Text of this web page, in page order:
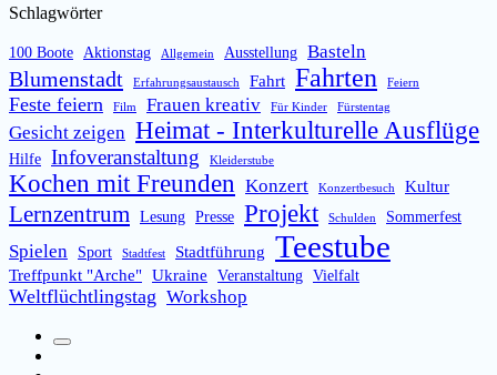
Schlagwörter
100 Boote Aktionstag Allgemein Ausstellung Basteln
Blumenstadt Erfahrungsaustausch Fahrt Fahrten Feiern
Feste feiern Film Frauen kreativ Für Kinder Fürstentag
Gesicht zeigen Heimat - Interkulturelle Ausflüge
Hilfe Infoveranstaltung Kleiderstube
Kochen mit Freunden Konzert Konzertbesuch Kultur
Lernzentrum Lesung Presse Projekt Schulden Sommerfest
Spielen Sport Stadtfest Stadtführung Teestube
Treffpunkt "Arche" Ukraine Veranstaltung Vielfalt
Weltflüchtlingstag Workshop
Suchfeld